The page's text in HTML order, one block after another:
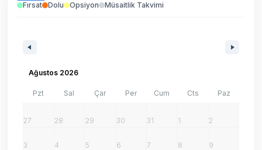
Fırsat Dolu Opsiyon Müsaitlik Takvimi
Ağustos 2026
Pzt Sal Çar Per Cum Cts Paz
27 28 29 30 31 1 2
3 4 5 6 7 8 9